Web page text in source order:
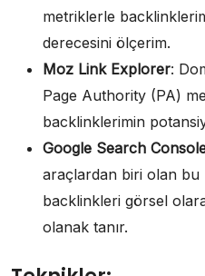
metriklerle
derecesini ölçerim.
Moz Link Explorer:
Page Authority (PA)
backlinklerimin
Google Search
araçlardan biri olan bu
backlinkleri görsel
olanak tanır.